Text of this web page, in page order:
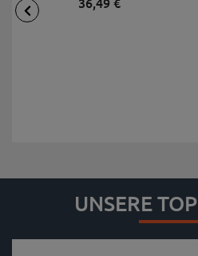
UNSERE